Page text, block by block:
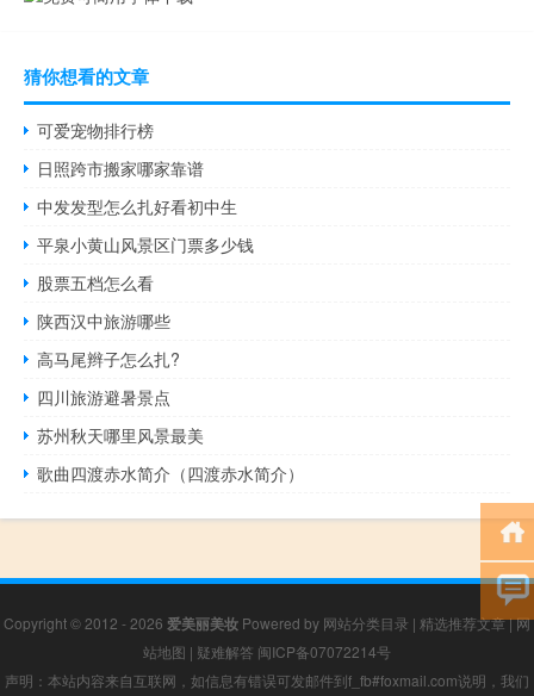
猜你想看的文章
可爱宠物排行榜
日照跨市搬家哪家靠谱
中发发型怎么扎好看初中生
平泉小黄山风景区门票多少钱
股票五档怎么看
陕西汉中旅游哪些
高马尾辫子怎么扎?
四川旅游避暑景点
苏州秋天哪里风景最美
歌曲四渡赤水简介（四渡赤水简介）
Copyright © 2012 - 2026 爱美丽美妆 Powered by 网站分类目录 | 精选推荐文章|网
站地图 | 疑难解答 闽ICP备07072214号
声明：本站内容来自互联网，如信息有错误可发邮件到f_fb#foxmail.com说明，我们